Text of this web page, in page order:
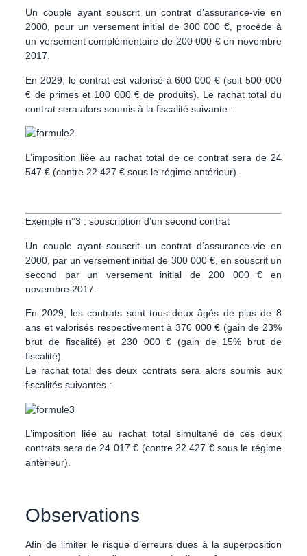
Un couple ayant souscrit un contrat d’assurance-vie en
2000, pour un versement initial de 300 000 €, procède à
un versement complémentaire de 200 000 € en novembre
2017.
En 2029, le contrat est valorisé à 600 000 € (soit 500 000
€ de primes et 100 000 € de produits). Le rachat total du
contrat sera alors soumis à la fiscalité suivante :
L’imposition liée au rachat total de ce contrat sera de 24
547 € (contre 22 427 € sous le régime antérieur).
Exemple n°3 : souscription d’un second contrat
Un couple ayant souscrit un contrat d’assurance-vie en
2000, par un versement initial de 300 000 €, en souscrit un
second par un versement initial de 200 000 € en
novembre 2017.
En 2029, les contrats sont tous deux âgés de plus de 8
ans et valorisés respectivement à 370 000 € (gain de 23%
brut de fiscalité) et 230 000 € (gain de 15% brut de
fiscalité).
Le rachat total des deux contrats sera alors soumis aux
fiscalités suivantes :
L’imposition liée au rachat total simultané de ces deux
contrats sera de 24 017 € (contre 22 427 € sous le régime
antérieur).
Observations
Afin de limiter le risque d’erreurs dues à la superposition